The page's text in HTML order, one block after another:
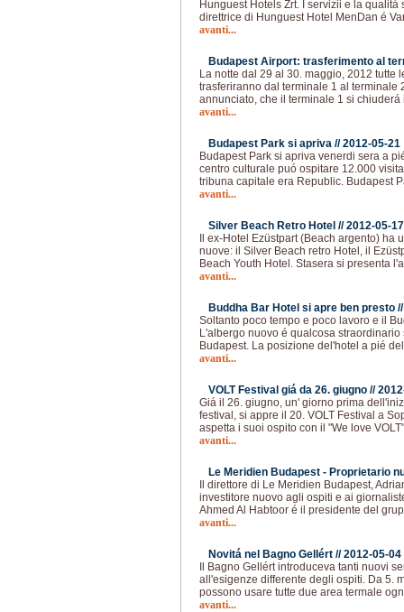
Hunguest Hotels Zrt. I servizii e la
direttrice di Hunguest Hotel MenDan é
avanti...
Budapest Airport: trasferimento al
La notte dal 29 al 30. maggio, 2012 tutte
trasferiranno dal terminale 1 al terminale
annunciato, che il terminale 1 si
avanti...
Budapest Park si apriva //2012-05-21
Budapest Park si apriva venerdi sera a
centro culturale puó ospitare 12.000
tribuna capitale era Republic. Budapest
avanti...
Silver Beach Retro Hotel //2012-05-17
Il ex-Hotel Ezüstpart (Beach argento) ha
nuove: il Silver Beach retro Hotel, il
Beach Youth Hotel. Stasera si presenta
avanti...
Buddha Bar Hotel si apre ben presto
Soltanto poco tempo e poco lavoro e il
L'albergo nuovo é qualcosa
Budapest. La posizione del'hotel a pié
avanti...
VOLT Festival giá da 26. giugno //
Giá il 26. giugno, un' giorno prima
festival, si appre il 20. VOLT Festival a
aspetta i suoi ospito con il "We love
avanti...
Le Meridien Budapest - Proprietario
Il direttore di Le Meridien Budapest,
investitore nuovo agli ospiti e ai
Ahmed Al Habtoor é il presidente del
avanti...
Novitá nel Bagno Gellért //2012-05-04
Il Bagno Gellért introduceva tanti nuovi
all'esigenze differente degli ospiti. Da 5.
possono usare tutte due area termale
avanti...